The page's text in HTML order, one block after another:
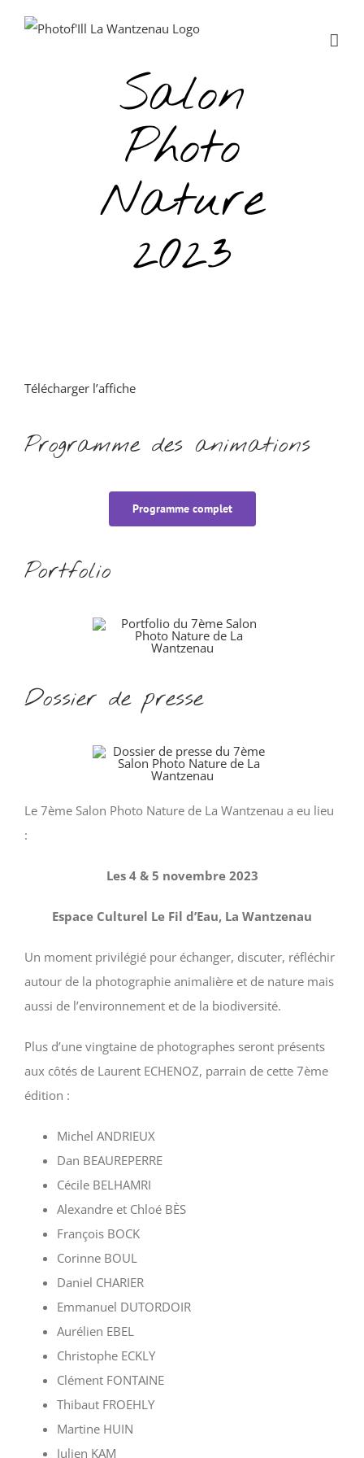
Salon
Photo
Nature
2023
Télécharger l’affiche
Programme des animations
Programme complet
Portfolio
Dossier de presse
Le 7ème Salon Photo Nature de La Wantzenau a eu lieu
:
Les 4 & 5 novembre 2023
Espace Culturel Le Fil d’Eau, La Wantzenau
Un moment privilégié pour échanger, discuter, réfléchir
autour de la photographie animalière et de nature mais
aussi de l’environnement et de la biodiversité.
Plus d’une vingtaine de photographes seront présents
aux côtés de Laurent ECHENOZ, parrain de cette 7ème
édition :
Michel ANDRIEUX
Dan BEAUREPERRE
Cécile BELHAMRI
Alexandre et Chloé BÈS
François BOCK
Corinne BOUL
Daniel CHARIER
Emmanuel DUTORDOIR
Aurélien EBEL
Christophe ECKLY
Clément FONTAINE
Thibaut FROEHLY
Martine HUIN
Julien KAM